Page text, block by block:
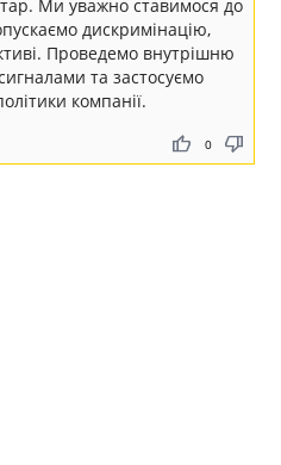
Ми уважно ставимося до
дискримінацію,
Проведемо внутрішню
та застосуємо
компанії.
thumb_up thumb_down
0